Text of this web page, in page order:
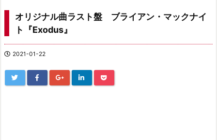
オリジナル曲ラスト盤 ブライアン・マックナイ
ト『Exodus』
2021-01-22